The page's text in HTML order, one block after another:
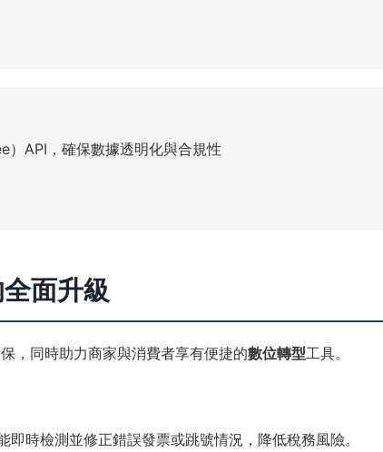
）API，確保數據透明化與合規性
面升級
，同時助力商家與消費者享有便捷的數位轉型工具。
即時檢測並修正錯誤發票或跳號情況，降低稅務風險。